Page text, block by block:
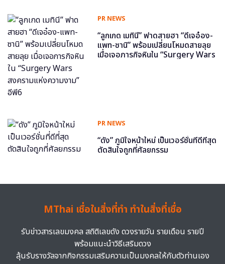
PR NEWS
“ลูกเกด เมทินี” ฟาดสายฮา “ดีเจอ๋อง-
แพท-ซานิ” พร้อมเปลี่ยนโหมดสายลุย
เมื่อเจอภารกิจหินใน “Surgery Wars
PR NEWS
“ดัง” ภูมิใจหน้าใหม่ เป็นเวอร์ชั่นที่ดีที่สุด
ตัดสินใจถูกที่ศัลยกรรม
MThai เชื่อในสิ่งที่ทำ ทำในสิ่งที่เชื่อ
รับข่าวสารเลขมงคล สถิติเลขดัง ดวงรายวัน รายเดือน รายปี
พร้อมแนะนำวิธีเสริมดวง
ลุ้นรับรางวัลจากกิจกรรมเสริมความเป็นมงคลให้กับตัวท่านเอง